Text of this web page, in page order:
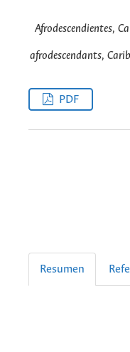
Afrodescendientes,
afrodescendants,
PDF
Resumen